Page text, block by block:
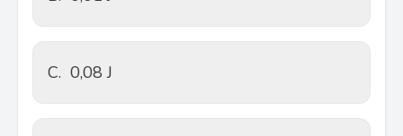
C. 0,08 J